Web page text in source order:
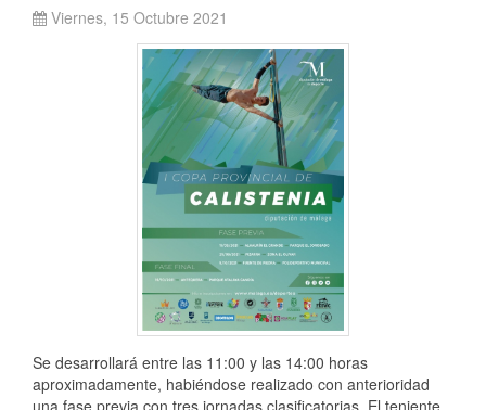
Viernes, 15 Octubre 2021
Se desarrollará entre las 11:00 y las 14:00 horas
aproximadamente, habiéndose realizado con anterioridad